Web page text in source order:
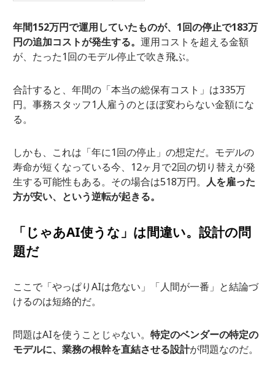
年間152万円で運用していたものが、1回の停止で183万
円の追加コストが発生する。 運用コストを超える金額
が、たった1回のモデル停止で吹き飛ぶ。
合計すると、年間の「本当の総保有コスト」は335万
円。事務スタッフ1人雇うのとほぼ変わらない金額にな
る。
しかも、これは「年に1回の停止」の想定だ。モデルの
寿命が短くなっている今、12ヶ月で2回の切り替えが発
生する可能性もある。その場合は518万円。 人を雇った
方が安い、という逆転が起きる。
「じゃあAI使うな」は間違い。設計の問
題だ
ここで「やっぱりAIは危ない」「人間が一番」と結論づ
けるのは短絡的だ。
問題はAIを使うことじゃない。 特定のベンダーの特定の
モデルに、業務の根幹を直結させる設計が問題なのだ。